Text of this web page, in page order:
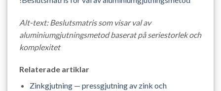
Alt-text: Beslutsmatris som visar val av
aluminiumgjutningsmetod baserat på seriestorlek och
komplexitet
Relaterade artiklar
Zinkgjutning — pressgjutning av zink och